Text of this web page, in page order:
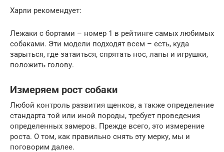
Харли рекомендует:
Лежаки с бортами – номер 1 в рейтинге самых любимых
собаками. Эти модели подходят всем – есть, куда
зарыться, где затаиться, спрятать нос, лапы и игрушки,
положить голову.
Измеряем рост собаки
Любой контроль развития щенков, а также определение
стандарта той или иной породы, требует проведения
определенных замеров. Прежде всего, это измерение
роста. О том, как правильно снять эту мерку, мы и
поговорим далее.